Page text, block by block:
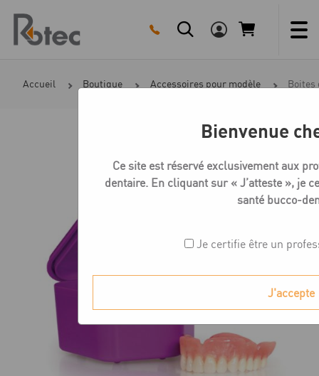
content
Accueil Boutique Accessoires pour modèle Boites
Bienvenue
Ce site est réservé exclusivement aux
dentaire. En cliquant sur « J’atteste », je
santé bucco-
Je certifie être un
J'accepte